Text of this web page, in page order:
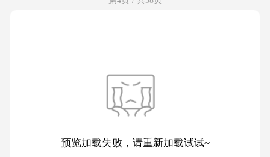
预览加载失败，请重新加载试试~